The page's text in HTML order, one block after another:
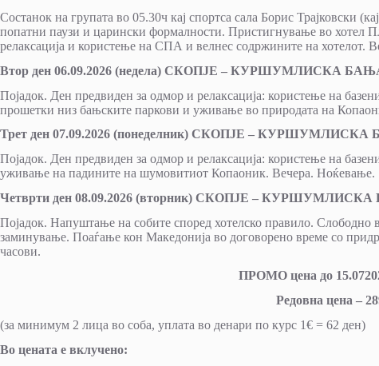
Состанок на групата во 05.30ч кај спортса сала Борис Трајковски
попатни паузи и царински формалности. Пристигнување во хотел
релаксација и користење на СПА и велнес содржините на хотелот.
Втор ден 06.09.2026 (недела) СКОПЈЕ – КУРШУМЛИСКА
Појадок. Ден предвиден за одмор и релаксација: користење на
прошетки низ бањските паркови и уживање во природата на
Трет ден 07.09.2026 (понеделник) СКОПЈЕ –
Појадок. Ден предвиден за одмор и релаксација: користење на
уживање на падините на шумовитиот Копаоник. Вечера. Ноќевање.
Четврти ден 08.09.2026 (вторник) СКОПЈЕ –
Појадок. Напуштање на собите според хотелско правило.
заминување. Поаѓање кон Македонија во договорено време со
часови.
ПРОМО цена до
Редовна цена –
(за минимум 2 лица во соба, уплата во денари по курс 1€ = 62 ден)
Во цената е вклучено: